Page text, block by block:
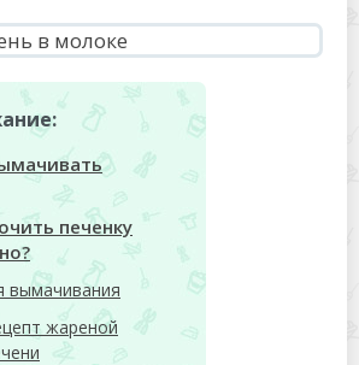
печенку
вымачивания
жареной